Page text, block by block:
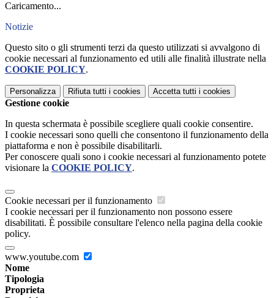
Caricamento...
Notizie
Questo sito o gli strumenti terzi da questo utilizzati si avvalgono di
cookie necessari al funzionamento ed utili alle finalità illustrate nella
COOKIE POLICY.
Personalizza Rifiuta tutti i cookies Accetta tutti i cookies
Gestione cookie
In questa schermata è possibile scegliere quali cookie consentire.
I cookie necessari sono quelli che consentono il funzionamento della
piattaforma e non è possibile disabilitarli.
Per conoscere quali sono i cookie necessari al funzionamento potete
visionare la COOKIE POLICY.
Cookie necessari per il funzionamento
I cookie necessari per il funzionamento non possono essere
disabilitati. È possibile consultare l'elenco nella pagina della cookie
policy.
www.youtube.com
Nome
Tipologia
Proprieta